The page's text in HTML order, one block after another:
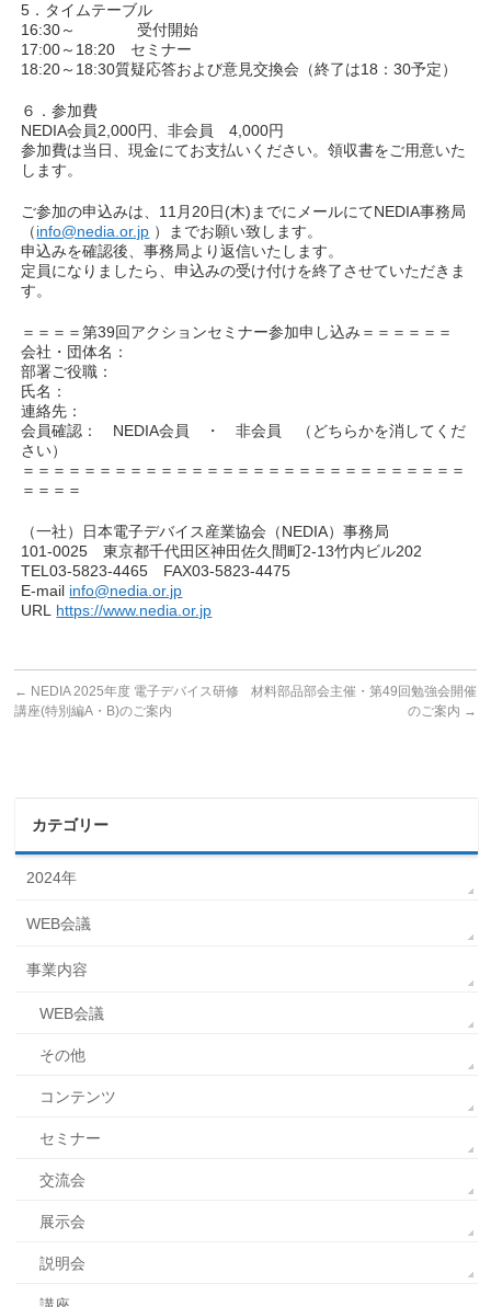
5．タイムテーブル
16:30～ 受付開始
17:00～18:20 セミナー
18:20～18:30質疑応答および意見交換会（終了は18：30予定）
６．参加費
NEDIA会員2,000円、非会員 4,000円
参加費は当日、現金にてお支払いください。領収書をご用意いた
します。
ご参加の申込みは、11月20日(木)までにメールにてNEDIA事務局
（info@nedia.or.jp ）までお願い致します。
申込みを確認後、事務局より返信いたします。
定員になりましたら、申込みの受け付けを終了させていただきま
す。
＝＝＝＝第39回アクションセミナー参加申し込み＝＝＝＝＝＝
会社・団体名：
部署ご役職：
氏名：
連絡先：
会員確認： NEDIA会員 ・ 非会員 （どちらかを消してくだ
さい）
＝＝＝＝＝＝＝＝＝＝＝＝＝＝＝＝＝＝＝＝＝＝＝＝＝＝＝＝＝
＝＝＝＝
（一社）日本電子デバイス産業協会（NEDIA）事務局
101-0025 東京都千代田区神田佐久間町2-13竹内ビル202
TEL03-5823-4465 FAX03-5823-4475
E-mail info@nedia.or.jp
URL https://www.nedia.or.jp
← NEDIA 2025年度 電子デバイス研修
講座(特別編A・B)のご案内
材料部品部会主催・第49回勉強会開催
のご案内 →
カテゴリー
2024年
WEB会議
事業内容
WEB会議
その他
コンテンツ
セミナー
交流会
展示会
説明会